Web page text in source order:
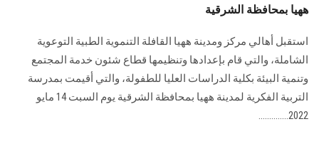
ههيا بمحافظة الشرقية
استقبل أهالي مركز ومدينة ههيا القافلة التنموية الطبية التوعوية
الشاملة، والتي قام بإعدادها وتنظيمها قطاع شئون خدمة المجتمع
وتنمية البيئة بكلية الدراسات العليا للطفولة، والتي أقيمت بمدرسة
التربية الفكرية لمدينة ههيا بمحافظة الشرقية يوم السبت 14 مايو
2022..............